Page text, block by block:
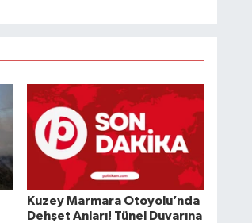
Kuzey Marmara Otoyolu’nda
Dehşet Anları! Tünel Duvarına